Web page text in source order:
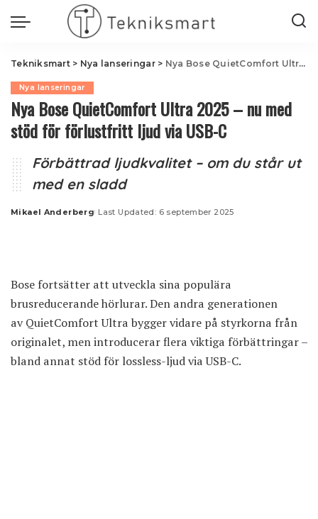
Tekniksmart> Nya lanseringar> Nya Bose QuietComfort Ultra 2025 – nu med stöd för förlustfritt ljud via USB-C
Nya lanseringar
Nya Bose QuietComfort Ultra 2025 – nu med
stöd för förlustfritt ljud via USB-C
Förbättrad ljudkvalitet – om du står ut
med en sladd
Posted
Mikael Anderberg Last Updated: 6 september 2025
Bose fortsätter att utveckla sina populära
brusreducerande hörlurar. Den andra generationen
av QuietComfort Ultra bygger vidare på styrkorna från
originalet, men introducerar flera viktiga förbättringar –
bland annat stöd för lossless-ljud via USB-C.